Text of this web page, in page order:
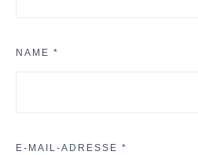
NAME *
E-MAIL-ADRESSE *